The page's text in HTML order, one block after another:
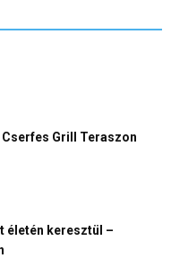
Grill Teraszon
életén keresztül –